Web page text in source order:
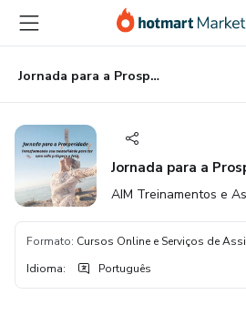
para
conteúdo
principal
para
pagamento
para
rodapé
Jornada para a Prosperidade
Jornada para a
AIM Treinamentos e
Formato: Cursos Online e Serviços de
Idioma: Português